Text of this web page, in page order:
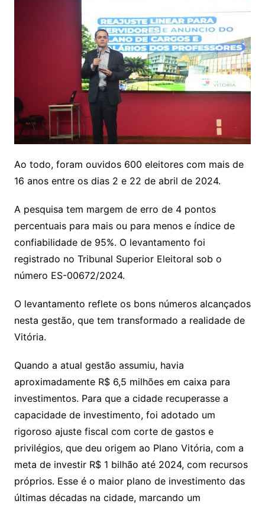
Ao todo, foram ouvidos 600 eleitores com mais de
16 anos entre os dias 2 e 22 de abril de 2024.
A pesquisa tem margem de erro de 4 pontos
percentuais para mais ou para menos e índice de
confiabilidade de 95%. O levantamento foi
registrado no Tribunal Superior Eleitoral sob o
número ES-00672/2024.
O levantamento reflete os bons números alcançados
nesta gestão, que tem transformado a realidade de
Vitória.
Quando a atual gestão assumiu, havia
aproximadamente R$ 6,5 milhões em caixa para
investimentos. Para que a cidade recuperasse a
capacidade de investimento, foi adotado um
rigoroso ajuste fiscal com corte de gastos e
privilégios, que deu origem ao Plano Vitória, com a
meta de investir R$ 1 bilhão até 2024, com recursos
próprios. Esse é o maior plano de investimento das
últimas décadas na cidade, marcando um